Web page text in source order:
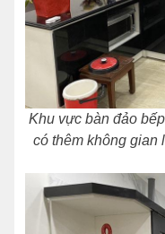
Khu vực bàn đảo
có thêm không gian